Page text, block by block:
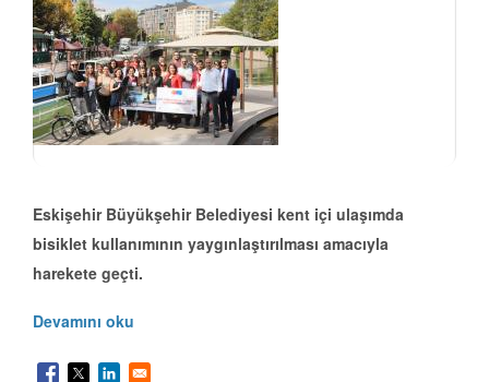
Eskişehir Büyükşehir Belediyesi kent içi ulaşımda
bisiklet kullanımının yaygınlaştırılması amacıyla
harekete geçti.
Devamını oku